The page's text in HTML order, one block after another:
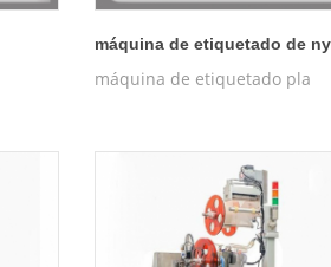
máquina de etiquetado de
máquina de etiquetado pla